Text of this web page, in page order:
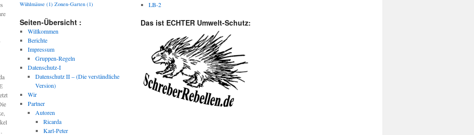
Wühlmäuse (1) Zonen-Garten (1)
Seiten-Übersicht :
Willkommen
Berichte
Impressum
Gruppen-Regeln
Datenschutz-I
Datenschutz II – (Die verständliche
Version)
Wir
Partner
Autoren
Ricarda
Karl-Peter
LB-2
Das ist ECHTER Umwelt-Schutz: